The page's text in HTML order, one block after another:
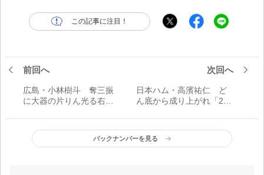
この記事に注目！
前回へ
広島・小林樹斗 奪三振
に大器の片りん光る右腕
三振を取れたのは、自信
にしていいのかなと思い
ます」
次回へ
日本ハム・高濱祐仁 ど
ん底から成り上がれ「2ケ
う気持ちを常に持ってい
た」
バックナンバーを見る